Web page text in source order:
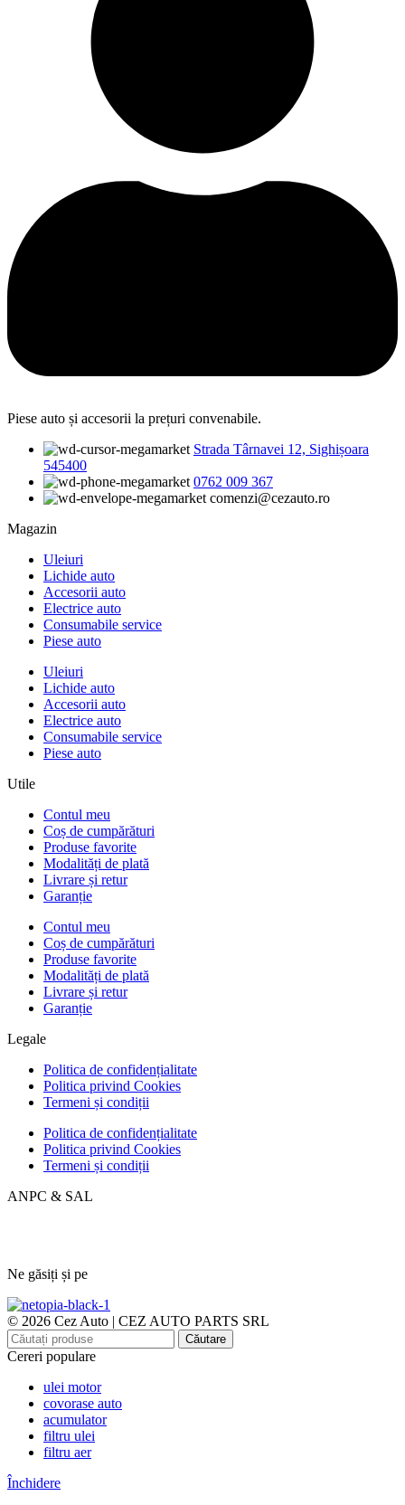
Piese auto și accesorii la prețuri convenabile.
Strada Târnavei 12, Sighișoara
545400
0762 009 367
comenzi@cezauto.ro
Magazin
Uleiuri
Lichide auto
Accesorii auto
Electrice auto
Consumabile service
Piese auto
Uleiuri
Lichide auto
Accesorii auto
Electrice auto
Consumabile service
Piese auto
Utile
Contul meu
Coș de cumpărături
Produse favorite
Modalități de plată
Livrare și retur
Garanție
Contul meu
Coș de cumpărături
Produse favorite
Modalități de plată
Livrare și retur
Garanție
Legale
Politica de confidențialitate
Politica privind Cookies
Termeni și condiții
Politica de confidențialitate
Politica privind Cookies
Termeni și condiții
ANPC & SAL
Ne găsiți și pe
© 2026 Cez Auto | CEZ AUTO PARTS SRL
Căutare
Cereri populare
ulei motor
covorase auto
acumulator
filtru ulei
filtru aer
Închidere